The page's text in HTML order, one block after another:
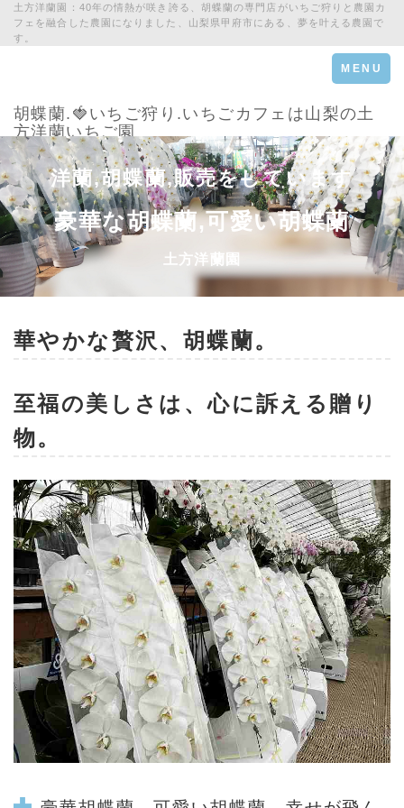
土方洋蘭園：40年の情熱が咲き誇る、胡蝶蘭の専門店がいちご狩りと農園カ
フェを融合した農園になりました、山梨県甲府市にある、夢を叶える農園で
す。
Toggle
navigation
MENU
胡蝶蘭.🍓いちご狩り.いちごカフェは山梨の土
方洋蘭いちご園
洋蘭,胡蝶蘭,販売をしています
豪華な胡蝶蘭,可愛い胡蝶蘭
土方洋蘭園
華やかな贅沢、 胡蝶蘭。
至福の美しさは、心に訴える贈り
物。